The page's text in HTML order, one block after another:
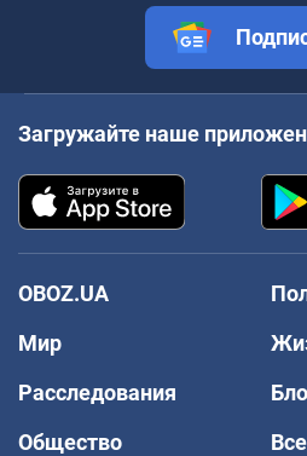
Загружайте наше
OBOZ.UA
Мир
Расследования
Общество